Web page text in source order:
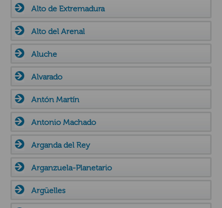
Alto de Extremadura
Alto del Arenal
Aluche
Alvarado
Antón Martín
Antonio Machado
Arganda del Rey
Arganzuela-Planetario
Argüelles